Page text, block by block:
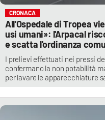
CRONACA
All'Ospedale di Tropea
usi umani»: l'Arpacal
e scatta l'ordinanza
I prelievi effettuati nei pressi
confermano la non potabilità
per lavare le apparecchiature